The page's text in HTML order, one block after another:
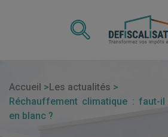
Accueil
Les actualités
Réchauffement climatique : faut-
en blanc ?